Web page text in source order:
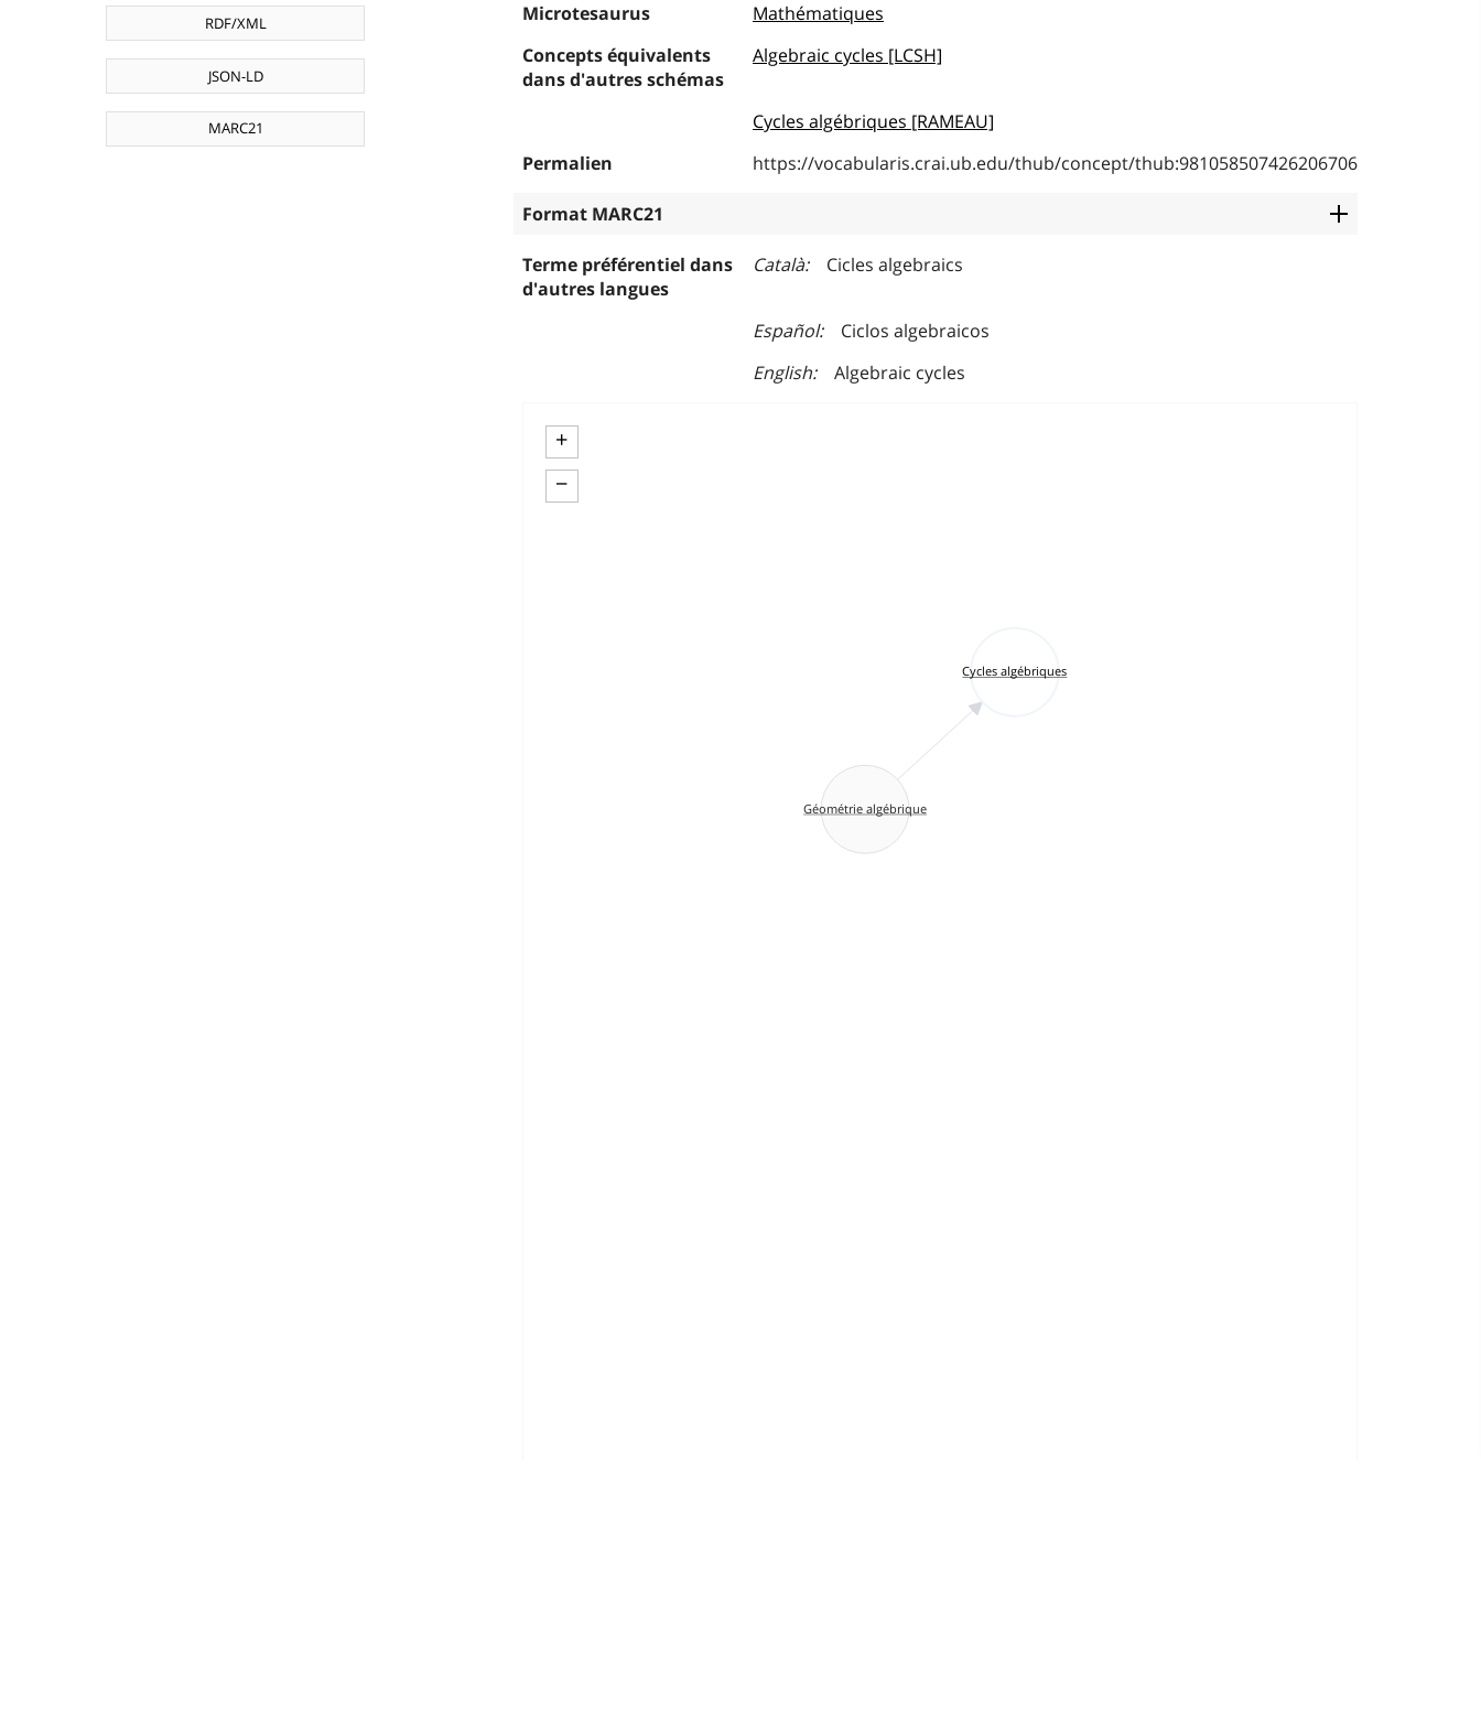
RDF/XML
JSON-LD
MARC21
Microtesaurus
Mathématiques
Concepts équivalents
dans d'autres schémas
Algebraic cycles [LCSH]
Cycles algébriques [RAMEAU]
Permalien
https://vocabularis.crai.ub.edu/thub/concept/thub:981058507426206706
Format MARC21
Terme préférentiel dans
d'autres langues
Català Cicles algebraics
Español
Ciclos algebraicos
English
Algebraic cycles
+
−
Cycles algébriques
Géométrie algébrique